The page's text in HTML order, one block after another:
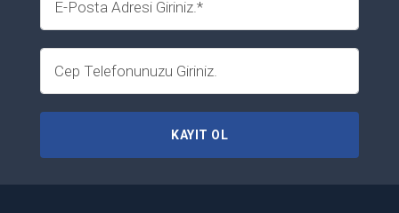
KAYIT OL